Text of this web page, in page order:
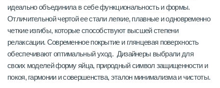
идеально объединила в себе функциональность и формы.
Отличительной чертой ее стали легкие, плавные и одновременно
четкие изгибы, которые способствуют высшей степени
релаксации. Современное покрытие и глянцевая поверхность
обеспечивают оптимальный уход. Дизайнеры выбрали для
своих моделей форму яйца, природный символ защищенности и
покоя, гармонии и совершенства, эталон минимализма и чистоты.